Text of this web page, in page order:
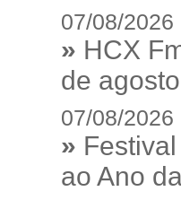
07/08/2026
» HCX
de agosto
07/08/2026
»
ao Ano